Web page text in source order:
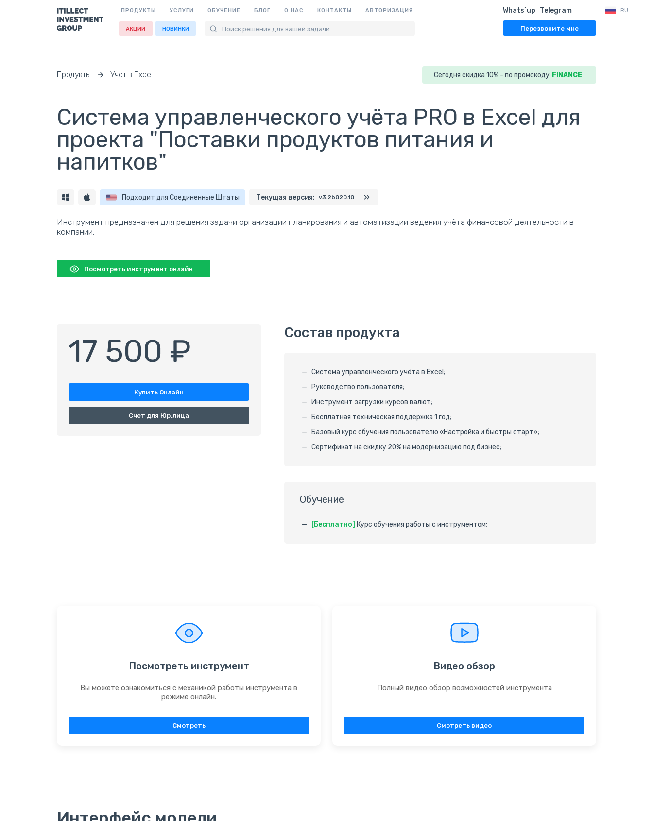
ПРОДУКТЫ УСЛУГИ ОБУЧЕНИЕ БЛОГ О НАС КОНТАКТЫ АВТОРИЗАЦИЯ
АКЦИИ НОВИНКИ Поиск решения для вашей задачи
Whats`up Telegram
Перезвоните мне
RU
Продукты Учет в Excel
Система управленческого учёта PRO в Excel для
проекта "Поставки продуктов питания и
напитков"
Подходит для Соединенные Штаты Текущая версия: v3.2b020.10
Инструмент предназначен для решения задачи организации планирования и автоматизации ведения учёта финансовой деятельности в
компании.
Посмотреть инструмент онлайн
Сегодня скидка 10% - по промокоду FINANCE
17 500 ₽
Купить Онлайн
Счет для Юр.лица
Состав продукта
Система управленческого учёта в Excel;
Руководство пользователя;
Инструмент загрузки курсов валют;
Бесплатная техническая поддержка 1 год;
Базовый курс обучения пользователю «Настройка и быстры старт»;
Сертификат на скидку 20% на модернизацию под бизнес;
Обучение
[Бесплатно] Курс обучения работы с инструментом;
Посмотреть инструмент
Вы можете ознакомиться с механикой работы инструмента в
режиме онлайн.
Смотреть
Видео обзор
Полный видео обзор возможностей инструмента
Смотреть видео